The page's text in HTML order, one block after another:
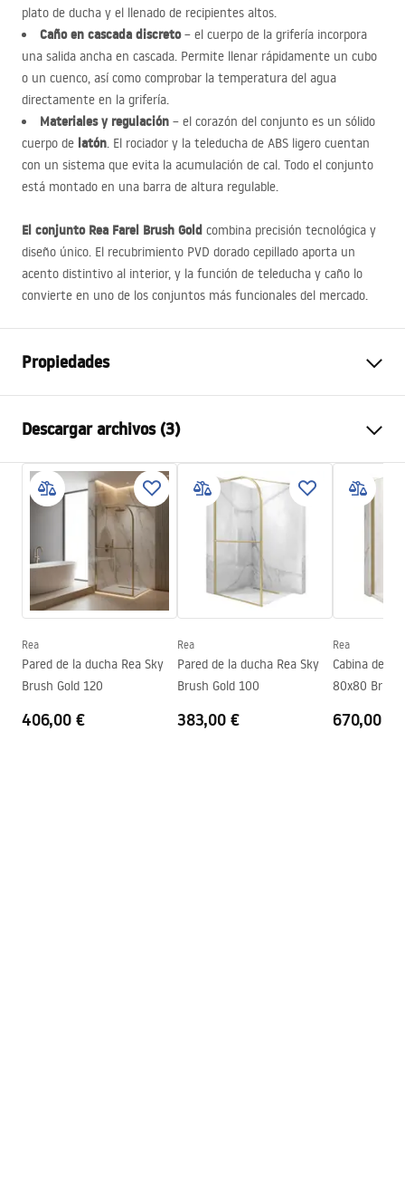
plato de ducha y el llenado de recipientes altos.
Caño en cascada discreto– el cuerpo de la grifería incorpora
una salida ancha en cascada. Permite llenar rápidamente un cubo
o un cuenco, así como comprobar la temperatura del agua
directamente en la grifería.
Materiales y regulación – el corazón del conjunto es un sólido
cuerpo de latón. El rociador y la teleducha de ABS ligero cuentan
con un sistema que evita la acumulación de cal. Todo el conjunto
está montado en una barra de altura regulable.
El conjunto Rea Farel Brush Gold combina precisión tecnológica y
diseño único. El recubrimiento PVD dorado cepillado aporta un
acento distintivo al interior, y la función de teleducha y caño lo
convierte en uno de los conjuntos más funcionales del mercado.
Propiedades
Material
Tipo de grifo
Monomando
Método de instalación
Expuesta
Ajuste de altura
Altura mín.
Altura máx.
1280mm
Salida para bañera
Regulación de presión
Sistema Anti-Calc
Sí
Distancia entre conexiones
150mm
Descargar archivos (3)
Información de seguridad
Safety_Information_Shower_set.pdf
Condiciones de garantía
Warranty_Terms_and_Conditions_Faucets_-_5.pdf
Instrucciones de montaje
Rea
Pared de la ducha Rea Sky
Brush Gold 120
406,00 €
Rea
Pared de la ducha Rea Sky
Brush Gold 100
383,00 €
Rea
Cabina de
80x80 Brush
670,00 €